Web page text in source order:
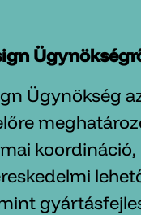
Ügynökség